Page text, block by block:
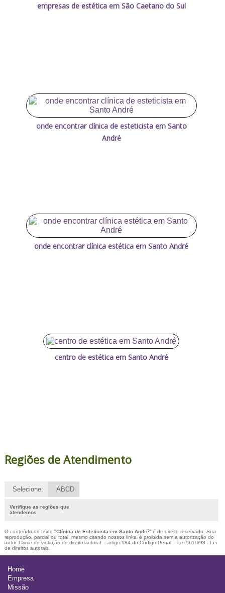
empresas de estética em São Caetano do Sul
onde encontrar clínica de esteticista em Santo
André
onde encontrar clínica estética em Santo André
centro de estética em Santo André
Regiões de Atendimento
Selecione: ABCD
Verifique as regiões que
atendemos
O conteúdo do texto "Clínica de Esteticista em Santo André" é de direito reservado. Sua
reprodução, parcial ou total, mesmo citando nossos links, é proibida sem a autorização do
autor. Crime de violação de direito autoral – artigo 184 do Código Penal – Lei 9610/98 - Lei
de direitos autorais.
Home
Empresa
Missão